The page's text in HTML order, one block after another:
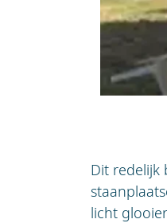
Dit redelijk
licht